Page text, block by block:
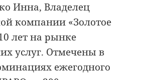
Инна, Владелец
компании «Золотое
лет на рынке
услуг. Отмечены в
ежегодного